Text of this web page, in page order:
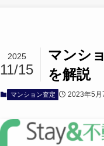
マンシ
を解説
2025
11/15
マンション査定 2023年5月